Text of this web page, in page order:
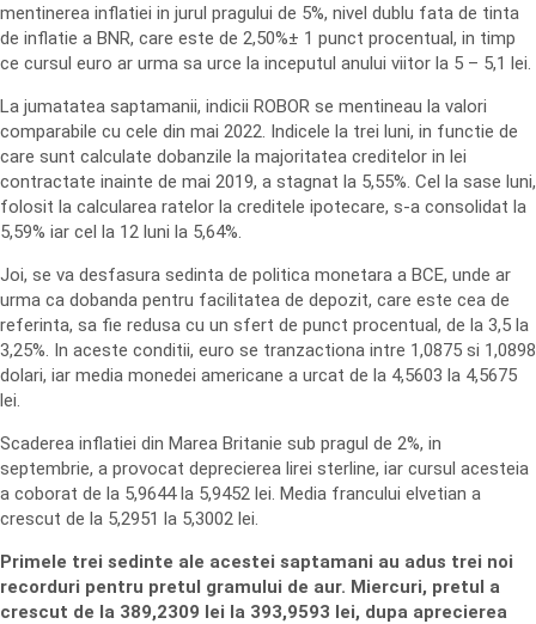
mentinerea inflatiei in jurul pragului de 5%, nivel dublu fata de tinta
de inflatie a BNR, care este de 2,50%± 1 punct procentual, in timp
ce cursul euro ar urma sa urce la inceputul anului viitor la 5 – 5,1 lei.
La jumatatea saptamanii, indicii ROBOR se mentineau la valori
comparabile cu cele din mai 2022. Indicele la trei luni, in functie de
care sunt calculate dobanzile la majoritatea creditelor in lei
contractate inainte de mai 2019, a stagnat la 5,55%. Cel la sase luni,
folosit la calcularea ratelor la creditele ipotecare, s-a consolidat la
5,59% iar cel la 12 luni la 5,64%.
Joi, se va desfasura sedinta de politica monetara a BCE, unde ar
urma ca dobanda pentru facilitatea de depozit, care este cea de
referinta, sa fie redusa cu un sfert de punct procentual, de la 3,5 la
3,25%. In aceste conditii, euro se tranzactiona intre 1,0875 si 1,0898
dolari, iar media monedei americane a urcat de la 4,5603 la 4,5675
lei.
Scaderea inflatiei din Marea Britanie sub pragul de 2%, in
septembrie, a provocat deprecierea lirei sterline, iar cursul acesteia
a coborat de la 5,9644 la 5,9452 lei. Media francului elvetian a
crescut de la 5,2951 la 5,3002 lei.
Primele trei sedinte ale acestei saptamani au adus trei noi
recorduri pentru pretul gramului de aur. Miercuri, pretul a
crescut de la 389,2309 lei la 393,9593 lei, dupa aprecierea